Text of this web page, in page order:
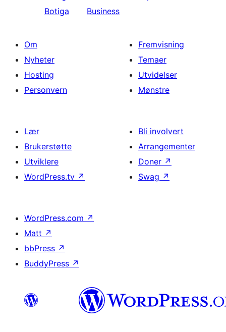
Botiga
Business
Om
Nyheter
Hosting
Personvern
Fremvisning
Temaer
Utvidelser
Mønstre
Lær
Brukerstøtte
Utviklere
WordPress.tv ↗
Bli involvert
Arrangementer
Doner ↗
Swag ↗
WordPress.com ↗
Matt ↗
bbPress ↗
BuddyPress ↗